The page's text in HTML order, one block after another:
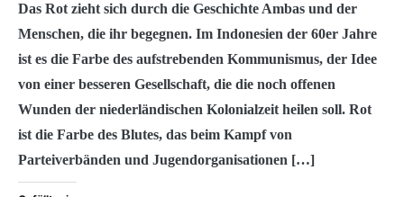
Das Rot zieht sich durch die Geschichte Ambas und der
Menschen, die ihr begegnen. Im Indonesien der 60er Jahre
ist es die Farbe des aufstrebenden Kommunismus, der Idee
von einer besseren Gesellschaft, die die noch offenen
Wunden der niederländischen Kolonialzeit heilen soll. Rot
ist die Farbe des Blutes, das beim Kampf von
Parteiverbänden und Jugendorganisationen […]